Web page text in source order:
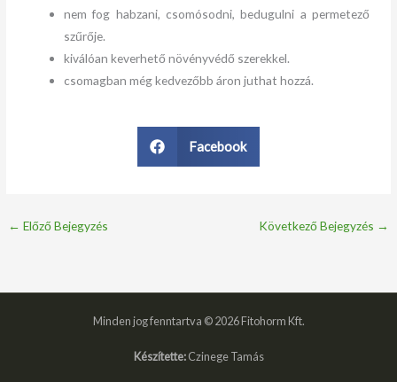
nem fog habzani, csomósodni, bedugulni a permetező
szűrője.
kiválóan keverhető növényvédő szerekkel.
csomagban még kedvezőbb áron juthat hozzá.
Facebook
← Előző Bejegyzés Következő Bejegyzés →
Minden jog fenntartva © 2026 Fitohorm Kft.
Készítette:Czinege Tamás